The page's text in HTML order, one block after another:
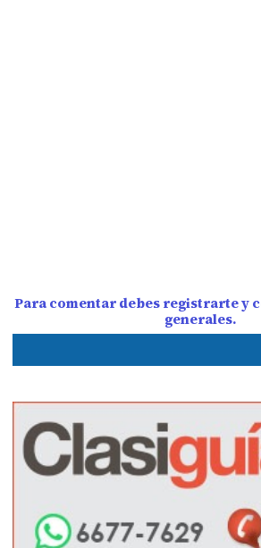
Para comentar debes registrarte y
generales.